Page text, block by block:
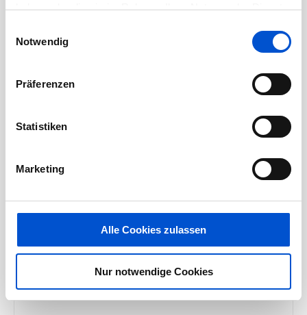
haben oder die sie im Rahmen Ihrer Nutzung der Dienste
Notwendig
Präferenzen
Statistiken
Marketing
Alle Cookies zulassen
Nur notwendige Cookies
by Saphir
Online-Veranstaltung
NOV.